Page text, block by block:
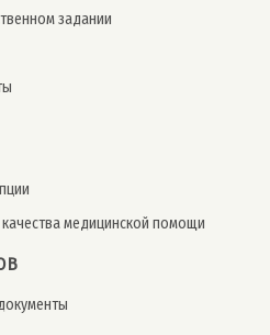
задании
медицинской помощи